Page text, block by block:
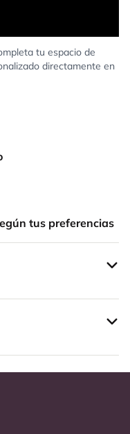
tu espacio de
directamente en
tus preferencias